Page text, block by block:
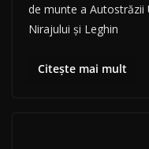
de munte a Autostrăzii
Nirajului și Leghin
Citește mai mult